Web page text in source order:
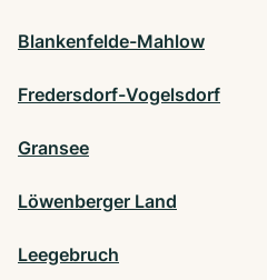
Blankenfelde-Mahlow
Fredersdorf-Vogelsdorf
Gransee
Löwenberger Land
Leegebruch